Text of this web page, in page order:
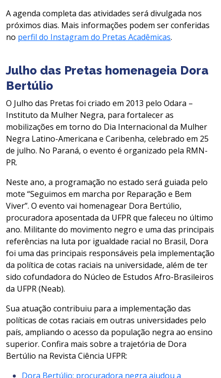
A agenda completa das atividades será divulgada nos
próximos dias. Mais informações podem ser conferidas
no perfil do Instagram do Pretas Acadêmicas.
Julho das Pretas homenageia Dora
Bertúlio
O Julho das Pretas foi criado em 2013 pelo Odara –
Instituto da Mulher Negra, para fortalecer as
mobilizações em torno do Dia Internacional da Mulher
Negra Latino-Americana e Caribenha, celebrado em 25
de julho. No Paraná, o evento é organizado pela RMN-
PR.
Neste ano, a programação no estado será guiada pelo
mote “Seguimos em marcha por Reparação e Bem
Viver”. O evento vai homenagear Dora Bertúlio,
procuradora aposentada da UFPR que faleceu no último
ano. Militante do movimento negro e uma das principais
referências na luta por igualdade racial no Brasil, Dora
foi uma das principais responsáveis pela implementação
da política de cotas raciais na universidade, além de ter
sido cofundadora do Núcleo de Estudos Afro-Brasileiros
da UFPR (Neab).
Sua atuação contribuiu para a implementação das
políticas de cotas raciais em outras universidades pelo
país, ampliando o acesso da população negra ao ensino
superior. Confira mais sobre a trajetória de Dora
Bertúlio na Revista Ciência UFPR:
Dora Bertúlio: procuradora negra ajudou a